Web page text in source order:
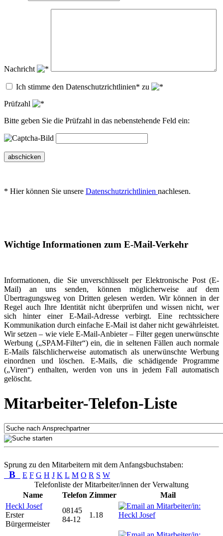
Nachricht
Ich stimme den Datenschutzrichtlinien* zu
Prüfzahl
Bitte geben Sie die Prüfzahl in das nebenstehende Feld ein:
abschicken
* Hier können Sie unsere Datenschutzrichtlinien nachlesen.
Wichtige Informationen zum E-Mail-Verkehr
Informationen, die Sie unverschlüsselt per Elektronische Post (E-
Mail) an uns senden, können möglicherweise auf dem
Übertragungsweg von Dritten gelesen werden. Wir können in der
Regel auch Ihre Identität nicht überprüfen und wissen nicht, wer
sich hinter einer E-Mail-Adresse verbirgt. Eine rechtssichere
Kommunikation durch einfache E-Mail ist daher nicht gewährleistet.
Wir setzen – wie viele E-Mail-Anbieter – Filter gegen unerwünschte
Werbung („SPAM-Filter“) ein, die in seltenen Fällen auch normale
E-Mails fälschlicherweise automatisch als unerwünschte Werbung
einordnen und löschen. E-Mails, die schädigende Programme
(„Viren“) enthalten, werden von uns in jedem Fall automatisch
gelöscht.
Mitarbeiter-Telefon-Liste
Sprung zu den Mitarbeitern mit dem Anfangsbuchstaben:
B E F G H J K L M O R S W
Telefonliste der Mitarbeiter/innen der Verwaltung
Name
Telefon Zimmer
Mail
Heckl Josef
Erster
Bürgermeister
08145
84-12
1.18